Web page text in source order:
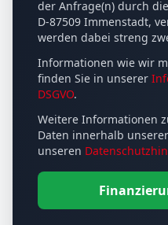
der Anfrage(n) durch
D-87509 Immenstadt,
werden dabei streng
Informationen wie wir
finden Sie in unserer
DSGVO.
Weitere Informationen
Daten innerhalb
unseren